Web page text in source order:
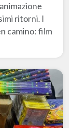
ritorni. I
camino: film